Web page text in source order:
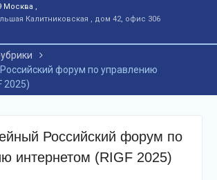
Москва ,
Калитниковская , дом 42, офис 306
форум по управлению
2025)
Российский форум по
интернетом (RIGF 2025)